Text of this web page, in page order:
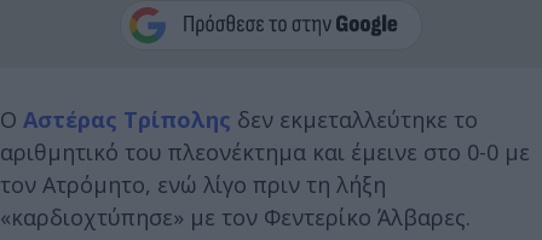
Ο Αστέρας Τρίπολης δεν εκμεταλλεύτηκε το
αριθμητικό του πλεονέκτημα και έμεινε στο 0-0 με
τον Ατρόμητο, ενώ λίγο πριν τη λήξη
«καρδιοχτύπησε» με τον Φεντερίκο Άλβαρες.